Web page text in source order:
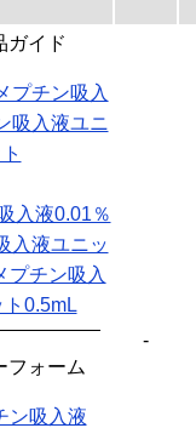
ガイド
プチン吸入
吸入液ユニ
入液0.01％
入液ユニッ
プチン吸入
0.5mL
フォーム
ン吸入液
-